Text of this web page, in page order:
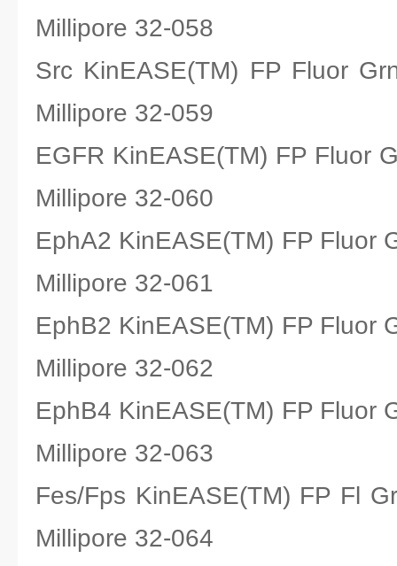
Millipore 32-058
Src KinEASE(TM) FP Fluor
Millipore 32-059
EGFR KinEASE(TM) FP Fluor
Millipore 32-060
EphA2 KinEASE(TM) FP Fluor
Millipore 32-061
EphB2 KinEASE(TM) FP Fluor
Millipore 32-062
EphB4 KinEASE(TM) FP Fluor
Millipore 32-063
Fes/Fps KinEASE(TM) FP Fl
Millipore 32-064